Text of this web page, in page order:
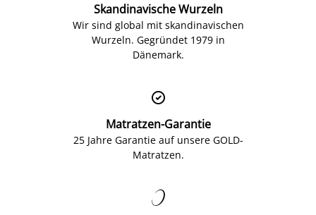
Skandinavische Wurzeln
Wir sind global mit skandinavischen
Wurzeln. Gegründet 1979 in
Dänemark.

Matratzen-Garantie
25 Jahre Garantie auf unsere GOLD-
Matratzen.
